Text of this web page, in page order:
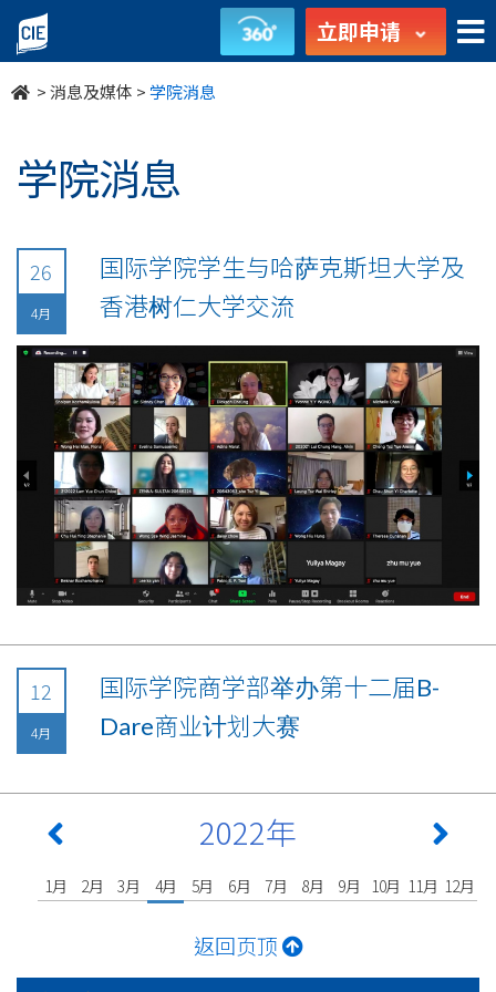
undefined 立即申请
>消息及媒体 >学院消息
学院消息
26
4月
国际学院学生与哈萨克斯坦大学及
香港树仁大学交流
12
4月
国际学院商学部举办第十二届B-
Dare商业计划大赛
2022年
1月 2月 3月 4月 5月 6月 7月 8月 9月 10月 11月 12月
返回页顶